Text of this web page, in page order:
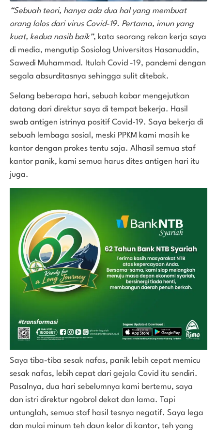
“Sebuah teori, hanya ada dua hal yang membuat
orang lolos dari virus Covid-19. Pertama, imun yang
kuat, kedua nasib baik”, kata seorang rekan kerja saya
di media, mengutip Sosiolog Universitas Hasanuddin,
Sawedi Muhammad. Itulah Covid -19, pandemi dengan
segala absurditasnya sehingga sulit ditebak.
Selang beberapa hari, sebuah kabar mengejutkan
datang dari direktur saya di tempat bekerja. Hasil
swab antigen istrinya positif Covid-19. Saya bekerja di
sebuah lembaga sosial, meski PPKM kami masih ke
kantor dengan prokes tentu saja. Alhasil semua staf
kantor panik, kami semua harus dites antigen hari itu
juga.
Saya tiba-tiba sesak nafas, panik lebih cepat memicu
sesak nafas, lebih cepat dari gejala Covid itu sendiri.
Pasalnya, dua hari sebelumnya kami bertemu, saya
dan istri direktur ngobrol dekat dan lama. Tapi
untunglah, semua staf hasil tesnya negatif. Saya lega
dan mulai minum teh daun kelor di kantor, teh yang